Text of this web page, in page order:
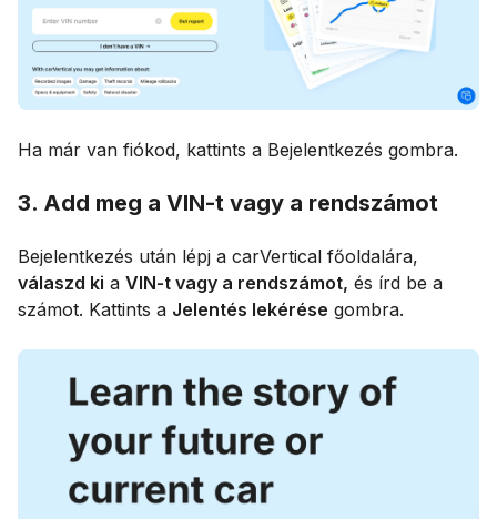
Ha már van fiókod, kattints a Bejelentkezés gombra.
3. Add meg a VIN-t vagy a rendszámot
Bejelentkezés után lépj a carVertical főoldalára,
válaszd ki a VIN-t vagy a rendszámot, és írd be a
számot. Kattints a Jelentés lekérése gombra.